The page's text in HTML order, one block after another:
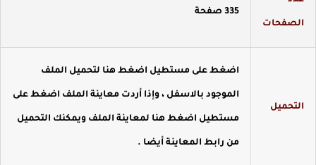
الصفحات
335 صفحة
التحميل
اضغط على مستطيل اضغط هنا لتحميل الملف
الموجود بالاسفل ، وإذا أردت معاينة الملف اضغط على
مستطيل اضغط هنا لمعاينة الملف ويمكنك التحميل
من رابط المعاينة أيضا .